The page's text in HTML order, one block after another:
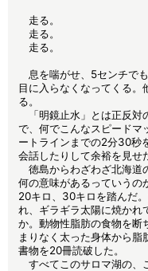
走る。
走る。
走る。
息を喘がせ、5センチで
目に入らなくなってくる。
る。
「明鏡止水」とは正反対
で、何でこんなスピード
ートラインまでの2分30秒
会話したりして余裕を見せ
徳島からわざわざ北海道
何の意味があるっていうの
20キロ、30キロを踏んだ
れ、ギラギラ太陽に焼かれ
か。動物性脂肪の食物を断
まりなく太った身体から
書物を20冊読破した。
すべてこのサロマ湖の、